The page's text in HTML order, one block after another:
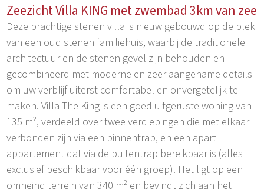
Zeezicht Villa KING met zwembad 3km van zee
Deze prachtige stenen villa is nieuw gebouwd op de plek
van een oud stenen familiehuis, waarbij de traditionele
architectuur en de stenen gevel zijn behouden en
gecombineerd met moderne en zeer aangename details
om uw verblijf uiterst comfortabel en onvergetelijk te
maken. Villa The King is een goed uitgeruste woning van
135 m², verdeeld over twee verdiepingen die met elkaar
verbonden zijn via een binnentrap, en een apart
appartement dat via de buitentrap bereikbaar is (alles
exclusief beschikbaar voor één groep). Het ligt op een
omheind terrein van 340 m² en bevindt zich aan het